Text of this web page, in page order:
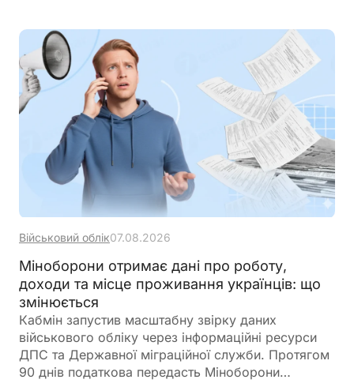
фізичної особи. Саме тому проценти, нараховані
банком на залишок коштів, мають окремий
порядок оподаткування
Військовий облік07.08.2026
Міноборони отримає дані про роботу,
доходи та місце проживання українців: що
змінюється
Кабмін запустив масштабну звірку даних
військового обліку через інформаційні ресурси
ДПС та Державної міграційної служби. Протягом
90 днів податкова передасть Міноборони